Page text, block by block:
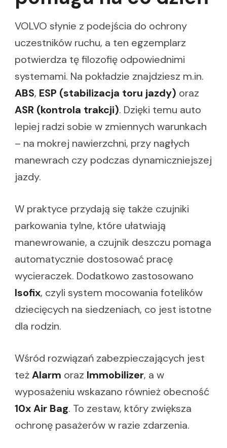
VOLVO słynie z podejścia do ochrony
uczestników ruchu, a ten egzemplarz
potwierdza tę filozofię odpowiednimi
systemami. Na pokładzie znajdziesz m.in.
ABS, ESP (stabilizacja toru jazdy) oraz
ASR (kontrola trakcji). Dzięki temu auto
lepiej radzi sobie w zmiennych warunkach
– na mokrej nawierzchni, przy nagłych
manewrach czy podczas dynamiczniejszej
jazdy.
W praktyce przydają się także czujniki
parkowania tylne, które ułatwiają
manewrowanie, a czujnik deszczu pomaga
automatycznie dostosować pracę
wycieraczek. Dodatkowo zastosowano
Isofix, czyli system mocowania fotelików
dziecięcych na siedzeniach, co jest istotne
dla rodzin.
Wśród rozwiązań zabezpieczających jest
teżAlarm oraz Immobilizer, a w
wyposażeniu wskazano również obecność
10x Air Bag. To zestaw, który zwiększa
ochronę pasażerów w razie zdarzenia.